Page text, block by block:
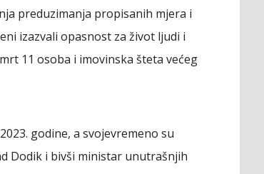
preduzimanja propisanih mjera i
izazvali opasnost za život ljudi i
11 osoba i imovinska šteta većeg
godine, a svojevremeno su
Dodik i bivši ministar unutrašnjih